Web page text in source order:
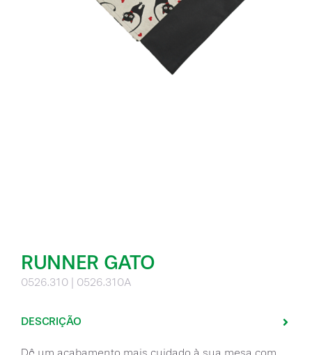
RUNNER GATO
0526.310 | 0526.310A
DESCRIÇÃO